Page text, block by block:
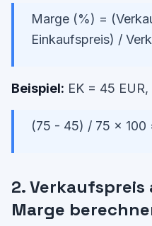
Marge (%) =
Einkaufspreis) /
Beispiel: EK = 45
(75 - 45) / 75 x 100
2.
Marge